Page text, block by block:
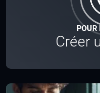
POUR
Créer